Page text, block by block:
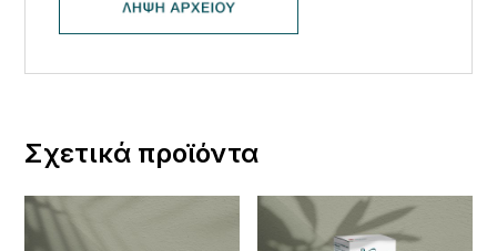
Σχετικά προϊόντα